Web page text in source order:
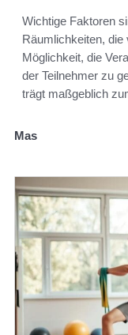
Wichtige Faktoren
Räumlichkeiten, die
Möglichkeit, die
der Teilnehmer zu
trägt maßgeblich
Mas